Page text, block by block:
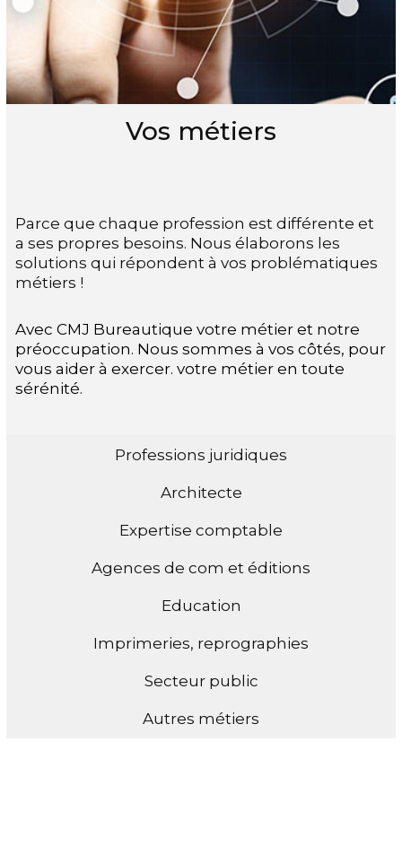
Vos métiers
Parce que chaque profession est différente et
a ses propres besoins. Nous élaborons les
solutions qui répondent à vos problématiques
métiers !
Avec CMJ Bureautique votre métier et notre
préoccupation. Nous sommes à vos côtés, pour
vous aider à exercer. votre métier en toute
sérénité.
Professions juridiques
Architecte
Expertise comptable
Agences de com et éditions
Education
Imprimeries, reprographies
Secteur public
Autres métiers